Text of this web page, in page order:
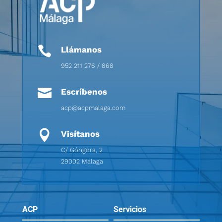
 Llámanos
952 211 276 / 868
 Escríbenos
acp@acpmalaga.com
 Visítanos
C/ Góngora, 2
29002 Málaga
ACP Servicios